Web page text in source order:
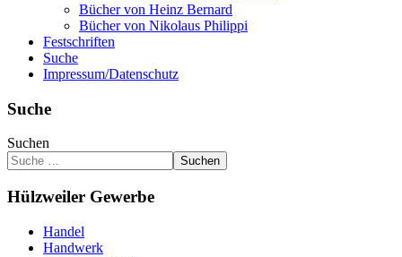
Bücher von Heinz Bernard
Bücher von Nikolaus Philippi
Festschriften
Suche
Impressum/Datenschutz
Suche
Suchen
Suchen
Hülzweiler Gewerbe
Handel
Handwerk